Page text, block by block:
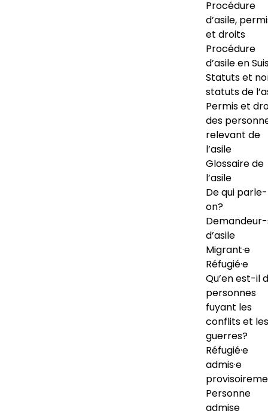
Procédure
d’asile,
et droits
Procédure
d’asile en
Statuts et
statuts de
Permis et
des
relevant de
l’asile
Glossaire de
l’asile
De qui
on?
d’asile
Migrant·e
Réfugié·e
Qu’en est-il
personnes
fuyant les
conflits et les
guerres?
Réfugié·e
admis·e
Personne
admise